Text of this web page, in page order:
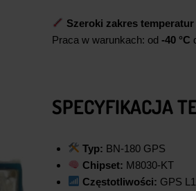
Szeroki zakres
Praca w warunkach: od -40 °C
SPECYFIKACJA
Typ: BN-180 GPS
Chipset: M8030-KT
Częstotliwości: GPS